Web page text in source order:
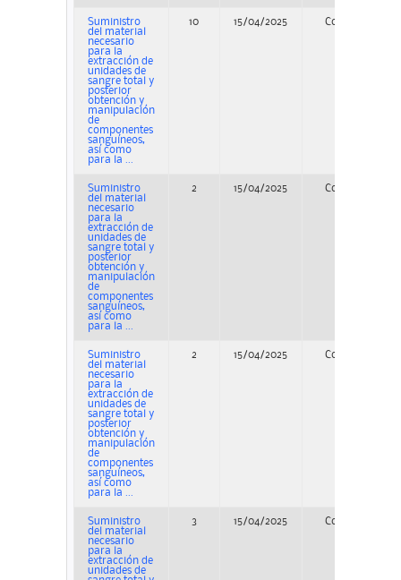
Suministro
del material
necesario
para la
extracción de
unidades de
sangre total y
posterior
obtención y
manipulación
de
componentes
sanguíneos,
así como
para la ...
10 15/04/2025 Concurso
Suministro
del material
necesario
para la
extracción de
unidades de
sangre total y
posterior
obtención y
manipulación
de
componentes
sanguíneos,
así como
para la ...
2 15/04/2025 Concurso
Suministro
del material
necesario
para la
extracción de
unidades de
sangre total y
posterior
obtención y
manipulación
de
componentes
sanguíneos,
así como
para la ...
2 15/04/2025 Concurso
Suministro
del material
necesario
para la
extracción de
unidades de
3 15/04/2025 Concurso